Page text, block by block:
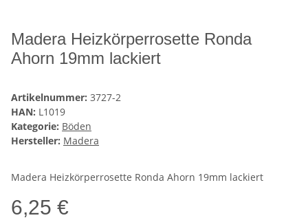
Madera Heizkörperrosette Ronda
Ahorn 19mm lackiert
Artikelnummer: 3727-2
HAN: L1019
Kategorie: Böden
Hersteller: Madera
Madera Heizkörperrosette Ronda Ahorn 19mm lackiert
6,25 €